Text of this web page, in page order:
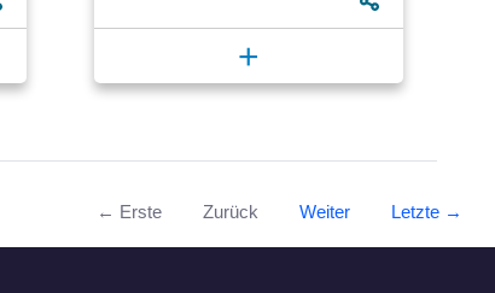
+
← Erste Zurück Weiter Letzte →